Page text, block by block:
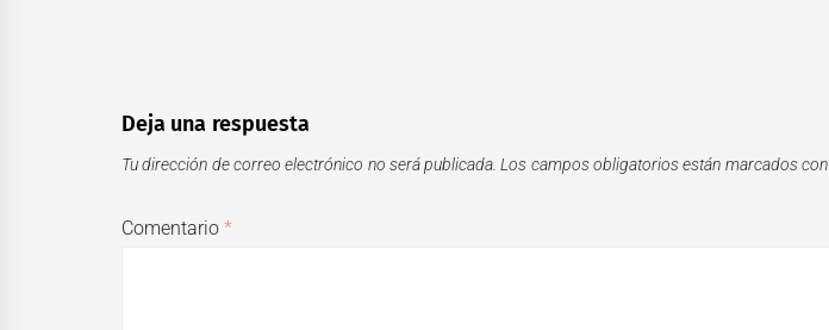
Deja una respuesta
Tu dirección de correo electrónico no será publicada. Los campos obligatorios están marcados con
Comentario*